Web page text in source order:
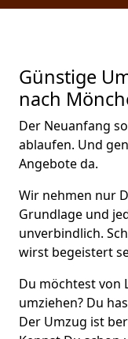
Günstige
nach
Der Neuanfang
ablaufen. Und
Angebote da.
Wir nehmen nur
Grundlage und
unverbindlich.
wirst begeistert
Du möchtest von
umziehen? Du
Der Umzug ist